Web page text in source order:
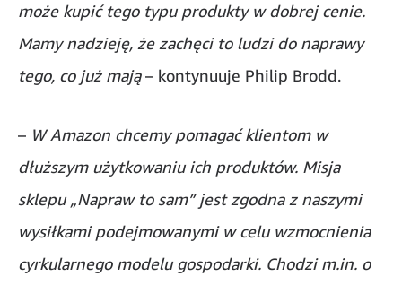
może kupić tego typu produkty w dobrej cenie.
Mamy nadzieję, że zachęci to ludzi do naprawy
tego, co już mają– kontynuuje Philip Brodd.
– W Amazon chcemy pomagać klientom w
dłuższym użytkowaniu ich produktów. Misja
sklepu „Napraw to sam” jest zgodna z naszymi
wysiłkami podejmowanymi w celu wzmocnienia
cyrkularnego modelu gospodarki. Chodzi m.in. o